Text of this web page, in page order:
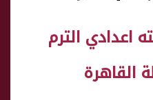
اعدادي الترم